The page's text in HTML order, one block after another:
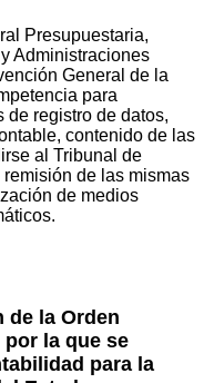
Presupuestaria,
Administraciones
General de la
para
de registro de datos,
contenido de las
al Tribunal de
de las mismas
de medios
la Orden
por la que se
para la